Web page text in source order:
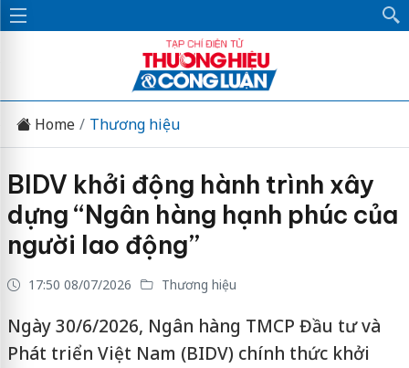
Home Thương hiệu
BIDV khởi động hành trình xây
dựng “Ngân hàng hạnh phúc của
người lao động”
17:50 08/07/2026 Thương hiệu
Ngày 30/6/2026, Ngân hàng TMCP Đầu tư và
Phát triển Việt Nam (BIDV) chính thức khởi